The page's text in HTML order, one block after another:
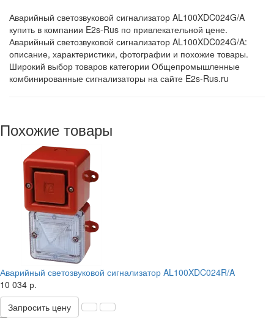
Аварийный светозвуковой сигнализатор AL100XDC024G/A
купить в компании E2s-Rus по привлекательной цене.
Аварийный светозвуковой сигнализатор AL100XDC024G/A:
описание, характеристики, фотографии и похожие товары.
Широкий выбор товаров категории Общепромышленные
комбинированные сигнализаторы на сайте E2s-Rus.ru
Похожие товары
Аварийный светозвуковой сигнализатор AL100XDC024R/A
10 034 р.
Запросить цену